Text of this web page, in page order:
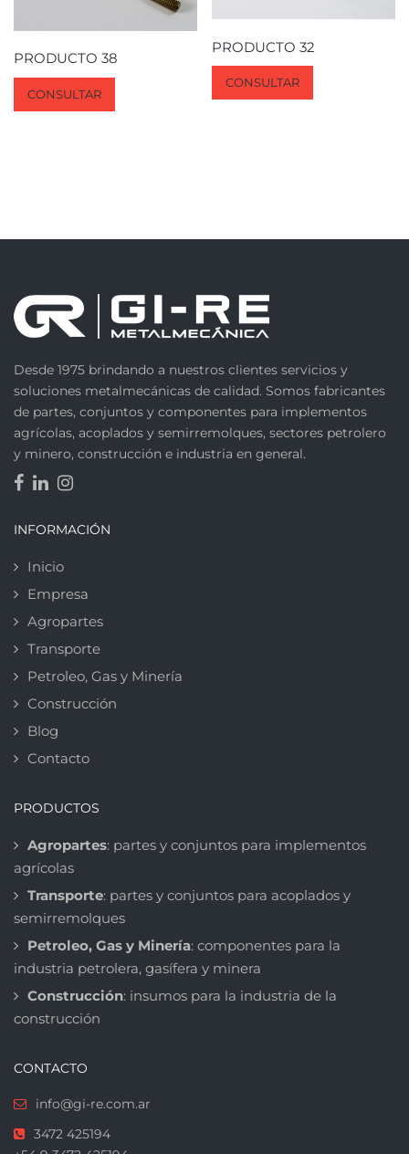
PRODUCTO 38
CONSULTAR
PRODUCTO 32
CONSULTAR
Desde 1975 brindando a nuestros clientes servicios y
soluciones metalmecánicas de calidad. Somos fabricantes
de partes, conjuntos y componentes para implementos
agrícolas, acoplados y semirremolques, sectores petrolero
y minero, construcción e industria en general.
INFORMACIÓN
Inicio
Empresa
Agropartes
Transporte
Petroleo, Gas y Minería
Construcción
Blog
Contacto
PRODUCTOS
Agropartes: partes y conjuntos para implementos
agrícolas
Transporte: partes y conjuntos para acoplados y
semirremolques
Petroleo, Gas y Minería: componentes para la
industria petrolera, gasífera y minera
Construcción: insumos para la industria de la
construcción
CONTACTO
info@gi-re.com.ar
3472 425194